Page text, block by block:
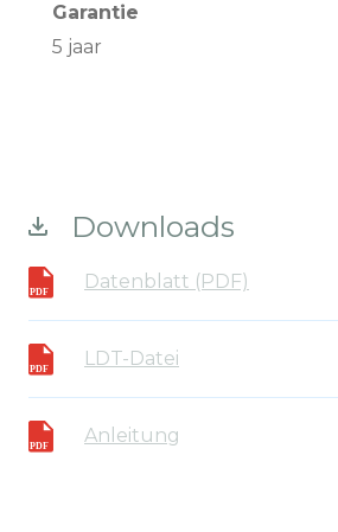
Garantie
5 jaar
Downloads
Datenblatt (PDF)
LDT-Datei
Anleitung